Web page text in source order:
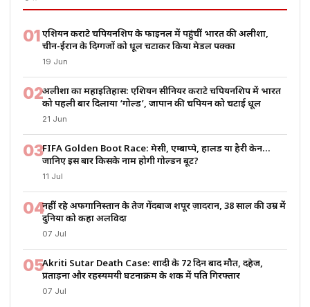
01एशियन कराटे चैंपियनशिप के फाइनल में पहुंचीं भारत की अलीशा,
चीन-ईरान के दिग्गजों को धूल चटाकर किया मेडल पक्का
19 Jun
02अलीशा का महाइतिहास: एशियन सीनियर कराटे चैंपियनशिप में भारत
को पहली बार दिलाया ‘गोल्ड’, जापान की चैंपियन को चटाई धूल
21 Jun
03FIFA Golden Boot Race: मेसी, एम्बाप्पे, हालैंड या हैरी केन…
जानिए इस बार किसके नाम होगी गोल्डन बूट?
11 Jul
04नहीं रहे अफगानिस्तान के तेज गेंदबाज शपूर ज़ादरान, 38 साल की उम्र में
दुनिया को कहा अलविदा
07 Jul
05Akriti Sutar Death Case: शादी के 72 दिन बाद मौत, दहेज,
प्रताड़ना और रहस्यमयी घटनाक्रम के शक में पति गिरफ्तार
07 Jul